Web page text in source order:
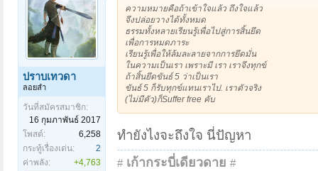
ปราบเทวดา
ลอยลำ
วันที่สมัครสมาชิก:
16 กุมภาพันธ์ 2017
โพสต์:
6,258
กระทู้เรื่องเด่น:
2
ค่าพลัง:
+4,763
ความหมายคือถ้าเข้าใจแล้ว ถึงใจแล้ว
จึงปล่อยวางได้ทั้งหมด
ธรรมทั้งหลายเรียนรู้เพื่อไปสู่การสิ้นยึด
เพื่อการหมดภาระ
เรียนรู้เพื่อให้ล้มละลายจากการยึดมั่น
ในความเป็นเรา เพราะมี เรา เราจึงทุกข์
ถ้าสิ้นยึดขันธ์ 5 ว่าเป็นเรา
ขันธ์ 5 ก็รับทุกข์แทนเราไป. เราตัวจริง
(ไม่มีคัว)ก็Suffer free คับ
ทำยังไงจะถึงใจ นี่ปัญหา
#เก้ากระบี่เดียวดาย #